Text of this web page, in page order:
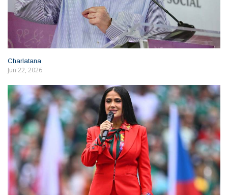
Charlatana
Jun 22, 2026